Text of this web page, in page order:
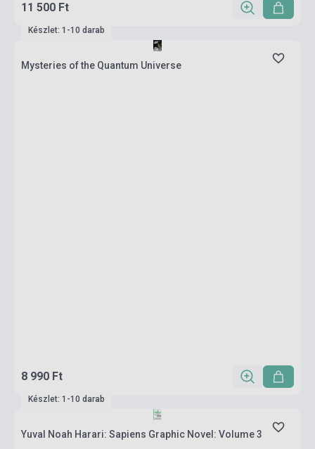
11 500 Ft
Készlet: 1-10 darab
Mysteries of the Quantum Universe
8 990 Ft
Készlet: 1-10 darab
Yuval Noah Harari: Sapiens Graphic Novel: Volume 3